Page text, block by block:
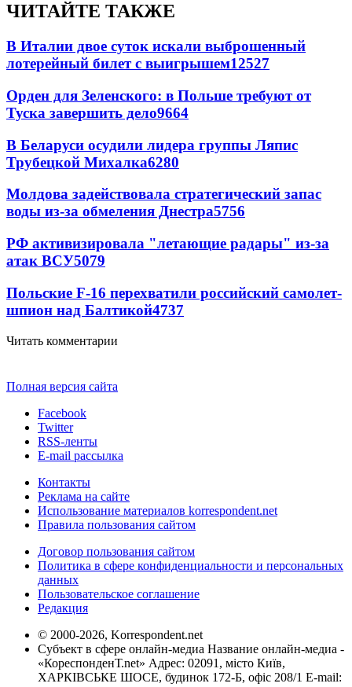
ЧИТАЙТЕ ТАКЖЕ
В Италии двое суток искали выброшенный
лотерейный билет с выигрышем12527
Орден для Зеленского: в Польше требуют от
Туска завершить дело9664
В Беларуси осудили лидера группы Ляпис
Трубецкой Михалка6280
Молдова задействовала стратегический запас
воды из-за обмеления Днестра5756
РФ активизировала "летающие радары" из-за
атак ВСУ5079
Польские F-16 перехватили российский самолет-
шпион над Балтикой4737
Читать комментарии
Полная версия сайта
Facebook
Twitter
RSS-ленты
E-mail рассылка
Контакты
Реклама на сайте
Использование материалов korrespondent.net
Правила пользования сайтом
Договор пользования сайтом
Политика в сфере конфиденциальности и персональных
данных
Пользовательское соглашение
Редакция
© 2000-2026, Korrespondent.net
Субъект в сфере онлайн-медиа Название онлайн-медиа -
«КореспонденТ.net» Адрес: 02091, місто Київ,
ХАРКІВСЬКЕ ШОСЕ, будинок 172-Б, офіс 208/1 E-mail: